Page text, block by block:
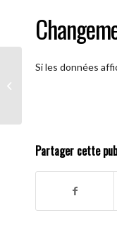
Si les données
Partager cette